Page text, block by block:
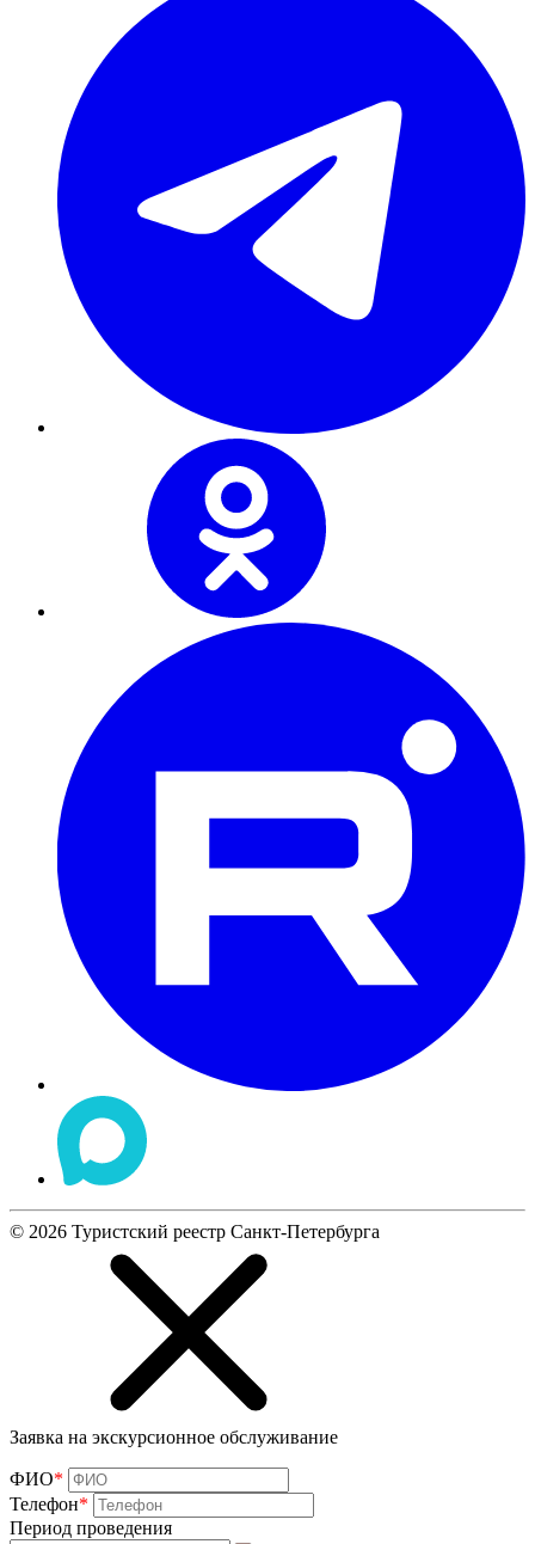
© 2026 Туристский реестр Санкт-Петербурга
Заявка на экскурсионное обслуживание
ФИО*
Телефон*
Период проведения